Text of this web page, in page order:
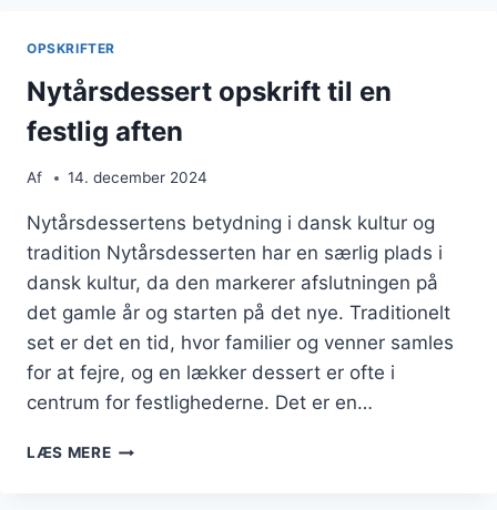
OPSKRIFTER
Nytårsdessert opskrift til en
festlig aften
Af 14. december 2024
Nytårsdessertens betydning i dansk kultur og
tradition Nytårsdesserten har en særlig plads i
dansk kultur, da den markerer afslutningen på
det gamle år og starten på det nye. Traditionelt
set er det en tid, hvor familier og venner samles
for at fejre, og en lækker dessert er ofte i
centrum for festlighederne. Det er en…
LÆS MERENYTÅRSDESSERT